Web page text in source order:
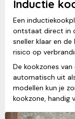
Inductie
Een
ontstaat direct in
sneller klaar en
risico op
De kookzones
automatisch uit
modellen kun je
kookzone, handig